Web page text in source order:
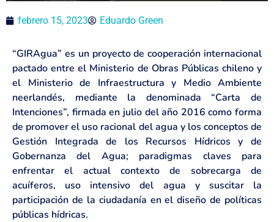
febrero 15, 2023 Eduardo Green
“GIRAgua” es un proyecto de cooperación internacional
pactado entre el Ministerio de Obras Públicas chileno y
el Ministerio de Infraestructura y Medio Ambiente
neerlandés, mediante la denominada “Carta de
Intenciones”, firmada en julio del año 2016 como forma
de promover el uso racional del agua y los conceptos de
Gestión Integrada de los Recursos Hídricos y de
Gobernanza del Agua; paradigmas claves para
enfrentar el actual contexto de sobrecarga de
acuíferos, uso intensivo del agua y suscitar la
participación de la ciudadanía en el diseño de políticas
públicas hídricas.